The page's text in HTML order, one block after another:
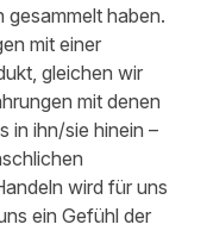
gesammelt haben.
mit einer
gleichen wir
mit denen
in ihn/sie hinein –
wird für uns
ein Gefühl der